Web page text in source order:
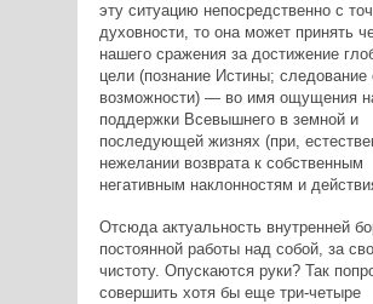
эту ситуацию непосредственно с
духовности, то она может принять
нашего сражения за достижение
цели (познание Истины; следование
возможности) — во имя ощущения
поддержки Всевышнего в земной и
последующей жизнях (при,
нежелании возврата к собственным
негативным наклонностям и
Отсюда актуальность внутренней
постоянной работы над собой, за
чистоту. Опускаются руки? Так
совершить хотя бы еще три-четыре